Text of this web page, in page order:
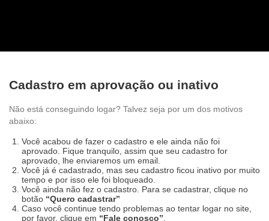
Cadastro em aprovação ou inativo
Não está conseguindo logar? Talvez seja por um dos
motivos abaixo:
Você acabou de fazer o cadastro e ele ainda não foi
aprovado. Fique tranquilo, assim que seu cadastro for
aprovado, lhe enviaremos um email.
Você já é cadastrado, mas seu cadastro ficou inativo por
muito tempo e por isso ele foi bloqueado.
Você ainda não fez o cadastro. Para se cadastrar, clique
no botão“Quero cadastrar”
Caso você continue tendo problemas ao tentar logar no
site, por favor, clique em“Fale conosco”